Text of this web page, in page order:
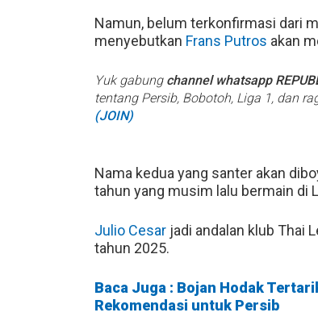
Namun, belum terkonfirmasi dari
menyebutkan Frans Putros akan
Yuk gabung channel whatsapp
tentang Persib, Bobotoh, Liga 1, dan
(JOIN)
Nama kedua yang santer akan
tahun yang musim lalu bermain di
Julio Cesar jadi andalan klub Thai
tahun 2025.
Baca Juga : Bojan Hodak
Rekomendasi untuk Persib